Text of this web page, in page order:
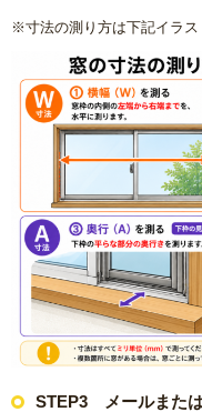
水まわり機器人気リフォー
水まわりリフォーム 人気ラ
概算見積もり
当社こだわりの施工
ご相談から施工完了の流れ
【マンション向け】大特価セ
※寸法の測り方は下記イラス
STEP3 メールまた